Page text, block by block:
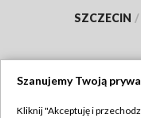
SZCZECIN /
Szanujemy Twoją
Kliknij "Akceptuję i